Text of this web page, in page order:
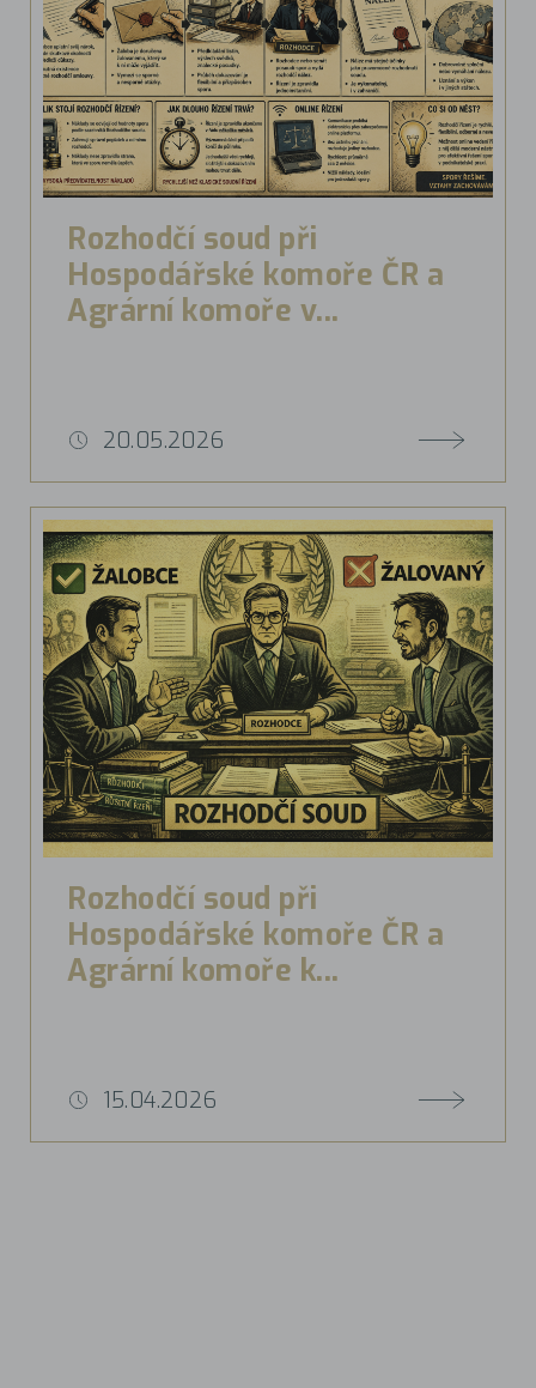
Rozhodčí soud při
Hospodářské komoře ČR a
Agrární komoře v...
20.05.2026
Rozhodčí soud při
Hospodářské komoře ČR a
Agrární komoře k...
15.04.2026